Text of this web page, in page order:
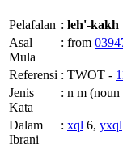
Pelafalan : leh'-kakh
Asal
Mula
: from
Referensi : TWOT -
Jenis
Kata
: n m (noun
Dalam
Ibrani
: xql 6, yxql